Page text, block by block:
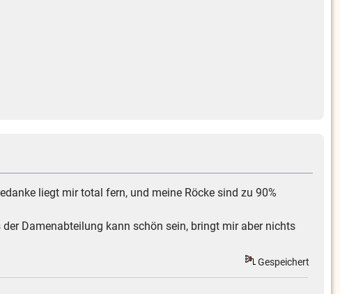
liegt mir total fern, und meine Röcke sind zu 90%
Damenabteilung kann schön sein, bringt mir aber nichts
Gespeichert